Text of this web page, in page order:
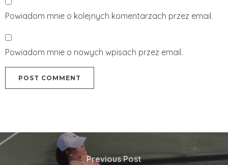
Powiadom mnie o kolejnych komentarzach przez email.
Powiadom mnie o nowych wpisach przez email.
Previous Post